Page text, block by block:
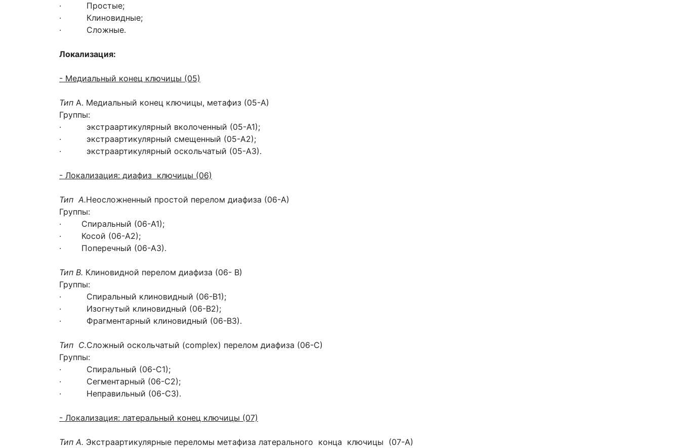
· Простые;
· Клиновидные;
· Сложные.
Локализация:
- Медиальный конец ключицы (05)
Тип А. Медиальный конец ключицы, метафиз (05-А)
Группы:
· экстраартикулярный вколоченный (05-А1);
· экстраартикулярный смещенный (05-А2);
· экстраартикулярный оскольчатый (05-А3).
- Локализация: диафиз ключицы (06)
Тип А.Неосложненный простой перелом диафиза (06-А)
Группы:
· Спиральный (06-А1);
· Косой (06-А2);
· Поперечный (06-А3).
Тип В. Клиновидной перелом диафиза (06- В)
Группы:
· Спиральный клиновидный (06-В1);
· Изогнутый клиновидный (06-В2);
· Фрагментарный клиновидный (06-В3).
Тип С.Сложный оскольчатый (complex) перелом диафиза (06-С)
Группы:
· Спиральный (06-С1);
· Сегментарный (06-С2);
· Неправильный (06-С3).
- Локализация: латеральный конец ключицы (07)
Тип А. Экстраартикулярные переломы метафиза латерального конца ключицы (07-А)